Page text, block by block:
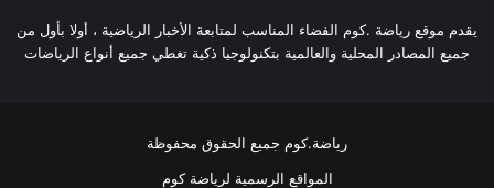
يقدم موقع رياضة .كوم الفضاء المناسب لمتابعة الأخبار الرياضية ، أولا بأول من
جميع المصادر المحلية والعالمية بتكنولوجيا ذكية تغطي جميع أنواع الرياضات
رياضة.كوم جميع الحقوق محفوظة
المواقع الرسمية لرياضة كوم